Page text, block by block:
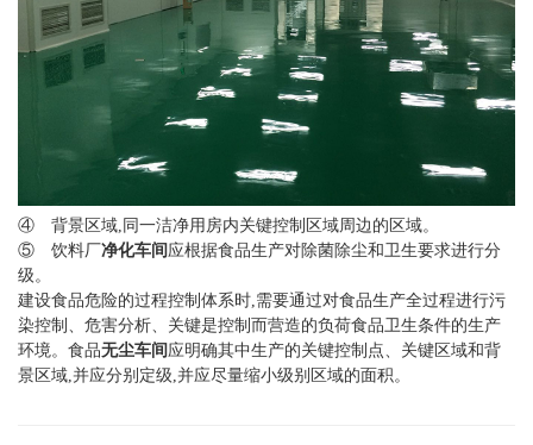
④ 背景区域,同一洁净用房内关键控制区域周边的区域。
⑤ 饮料厂净化车间 应根据食品生产对除菌除尘和卫生要求进行分
级。
建设食品危险的过程控制体系时,需要通过对食品生产全过程进行污
染控制、危害分析、关键是控制而营造的负荷食品卫生条件的生产
环境。食品无尘车间 应明确其中生产的关键控制点、关键区域和背
景区域,并应分别定级,并应尽量缩小级别区域的面积。